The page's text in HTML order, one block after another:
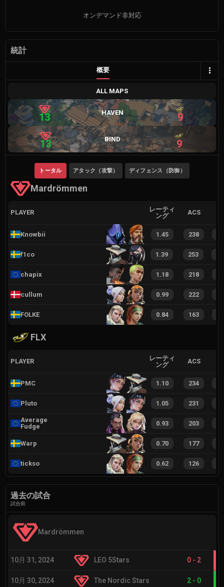
オンデマンド非対応
統計
概要
ALL MAPS
13 HAVEN 9
13 BIND 9
Mardrömmen
トータル アタック（攻撃） ディフェンス（防御）
PLAYER
レーティ
ング
ACS
Knowbii 1.45 238
f1co 1.39 253
chapix 1.18 218
cullum 0.99 222
FOLKE 0.84 163
FLX
PLAYER
レーティ
ング
ACS
PMC 1.10 234
Pluto 1.05 231
Average
Fudge
0.93 203
Warp 0.70 177
tickso 0.62 126
過去の試合
試合前
Mardrömmen
10月 31, 2024 LEO 5Stars 0 - 2
10月 30, 2024 The Nordic Stars 2 - 0